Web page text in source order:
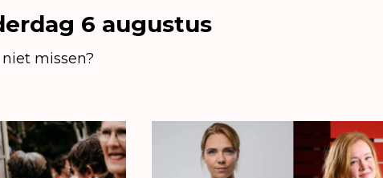
6 augustus
missen?